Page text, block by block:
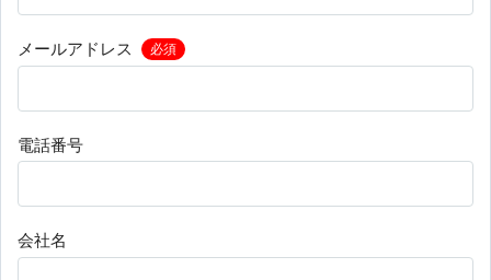
メールアドレス 必須
電話番号
会社名